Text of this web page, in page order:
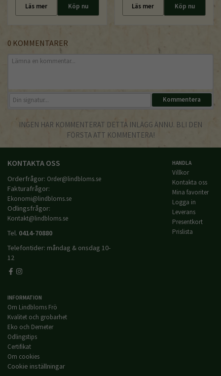
Läs mer Köp nu Läs mer Köp nu
0 KOMMENTARER
INGEN HAR KOMMENTERAT DETTA INLÄGG ÄNNU. BLI DEN
FÖRSTA ATT KOMMENTERA!
KONTAKTA OSS
Orderfrågor: Order@lindbloms.se
Fakturafrågor:
Ekonomi@lindbloms.se
Odlingsfrågor:
Kontakt@lindbloms.se
Tel. 0414-70880
Telefontider: måndag & onsdag 10-
12
HANDLA
Villkor
Kontakta oss
Mina favoriter
Logga in
Leverans
Presentkort
Prislista
INFORMATION
Om Lindbloms Frö
Kvalitet och grobarhet
Eko och Demeter
Odlingstips
Certifikat
Om cookies
Cookie inställningar